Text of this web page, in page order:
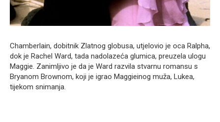
Chamberlain, dobitnik Zlatnog globusa, utjelovio je oca Ralpha,
dok je Rachel Ward, tada nadolazeća glumica, preuzela ulogu
Maggie. Zanimljivo je da je Ward razvila stvarnu romansu s
Bryanom Brownom, koji je igrao Maggieinog muža, Lukea,
tijekom snimanja.